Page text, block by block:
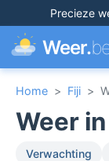
Precieze
Weer.
Home > Fiji >
Weer
Verwachting